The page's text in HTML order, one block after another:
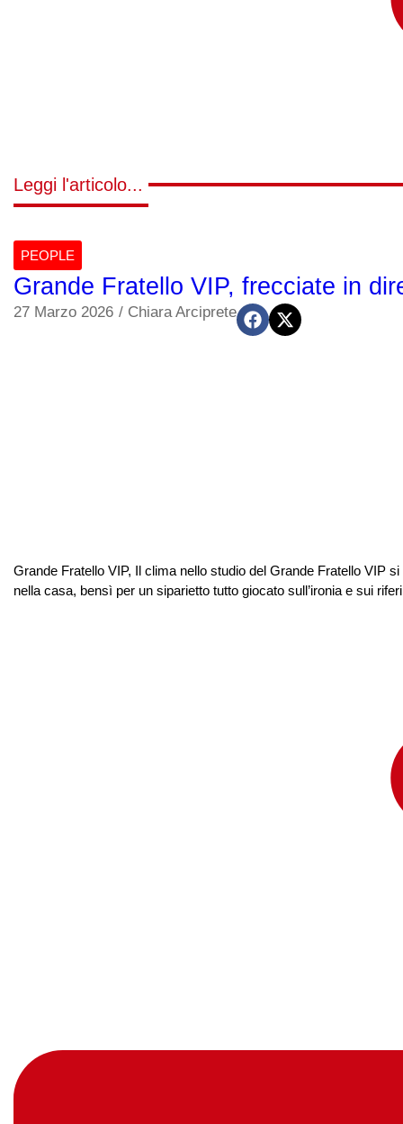
Leggi l'articolo...
PEOPLE
Grande Fratello VIP, frecciate in
27 Marzo 2026 / Chiara Arciprete
Grande Fratello VIP, Il clima nello studio del Grande Fratello VIP
nella casa, bensì per un siparietto tutto giocato sull’ironia e sui